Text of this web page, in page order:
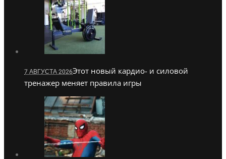
7 АВГУСТА 2026Этот новый кардио- и силовой
тренажер меняет правила игры